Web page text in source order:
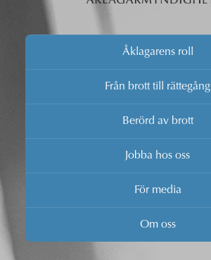
Åklagarens roll
Från brott till rättegång
Berörd av brott
Jobba hos oss
För media
Om oss